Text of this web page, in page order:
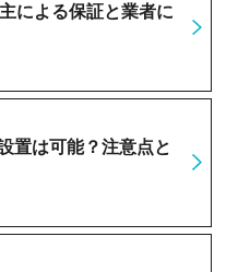
による保証と業者に
置は可能？注意点と